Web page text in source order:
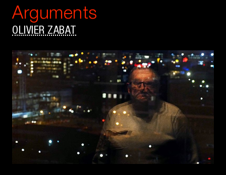
Arguments
OLIVIER ZABAT